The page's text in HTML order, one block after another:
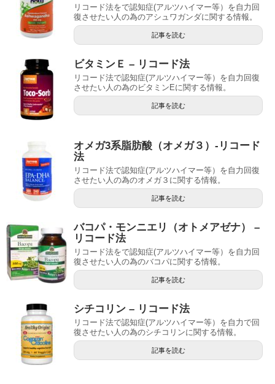
リコード法をで認知症(アルツハイマー等）を自力回
復させたい人の為のアシュワガンダに関する情報。
記事を読む
ビタミンＥ – リコード法
リコード法で認知症(アルツハイマー等）を自力回復
させたい人の為のビタミンEに関する情報。
記事を読む
オメガ3系脂肪酸（オメガ３）-リコード
法
リコード法で認知症(アルツハイマー等）を自力回復
させたい人の為のオメガ３に関する情報。
記事を読む
バコパ・モンニエリ（オトメアゼナ） –
リコード法
リコード法をで認知症(アルツハイマー等）を自力回
復させたい人の為のバコパに関する情報。
記事を読む
シチコリン – リコード法
リコード法で認知症(アルツハイマー等）を自力で回
復させたい人の為のシチコリンに関する情報。
記事を読む